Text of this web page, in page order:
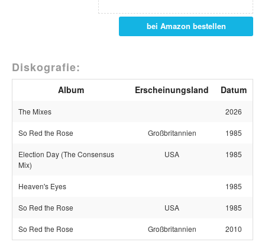
bei Amazon bestellen
Diskografie:
Album Erscheinungsland Datum
The Mixes 2026
So Red the Rose Großbritannien 1985
Election Day (The Consensus
Mix)
USA 1985
Heaven's Eyes 1985
So Red the Rose USA 1985
So Red the Rose Großbritannien 2010